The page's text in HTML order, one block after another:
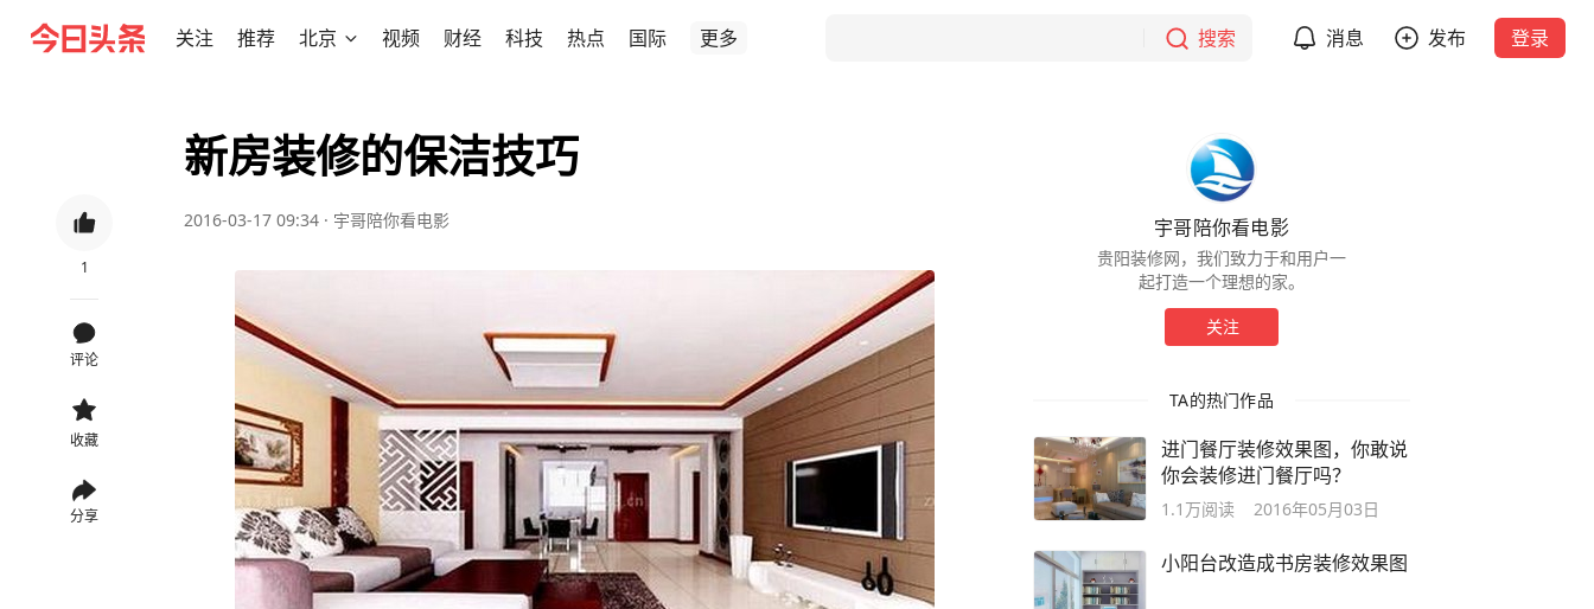
关注 推荐 北京 视频 财经 科技 热点 国际 更多 搜索 消息 发布 登录
1
评论
收藏
分享
新房装修的保洁技巧
2016-03-17 09:34 · 宇哥陪你看电影 宇哥陪你看电影
贵阳装修网，我们致力于和用户一
起打造一个理想的家。
关注
TA的热门作品
进门餐厅装修效果图，你敢说
你会装修进门餐厅吗？
1.1万阅读 2016年05月03日
小阳台改造成书房装修效果图